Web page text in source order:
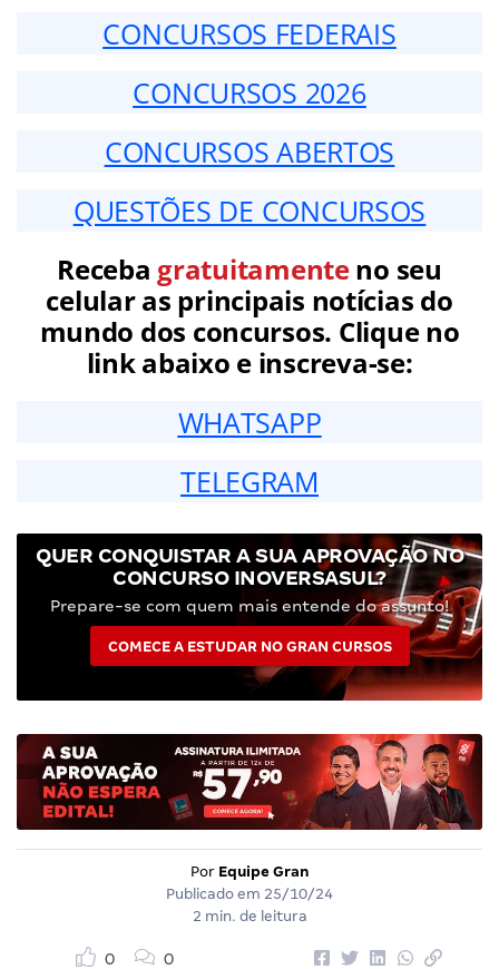
CONCURSOS FEDERAIS
CONCURSOS 2026
CONCURSOS ABERTOS
QUESTÕES DE CONCURSOS
Receba gratuitamenteno seu
celular as principais notícias do
mundo dos concursos. Clique no
link abaixo e inscreva-se:
WHATSAPP
TELEGRAM
QUER CONQUISTAR A SUA APROVAÇÃO NO
CONCURSO INOVERSASUL?
Prepare-se com quem mais entende do assunto!
COMECE A ESTUDAR NO GRAN CURSOS
Por Equipe Gran
Publicado em 25/10/24
2 min. de leitura
0 0